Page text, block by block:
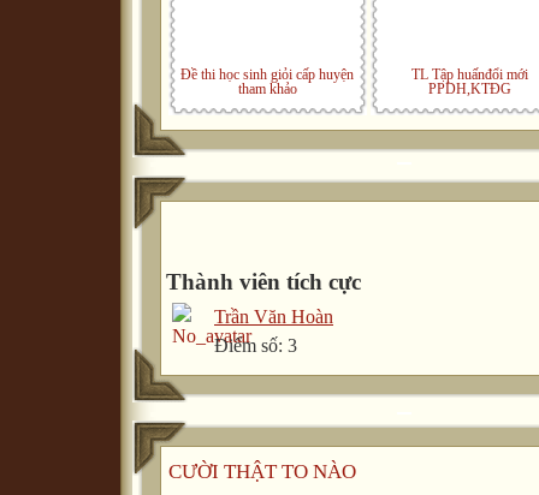
Đề thi học sinh giỏi cấp huyện
tham khảo
TL Tập huấnđổi mới
PPDH,KTĐG
Thành viên tích cực
Trần Văn Hoàn
Điểm số: 3
CƯỜI THẬT TO NÀO